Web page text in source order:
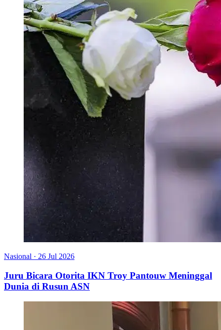
Nasional · 26 Jul 2026
Juru Bicara Otorita IKN Troy Pantouw Meninggal
Dunia di Rusun ASN